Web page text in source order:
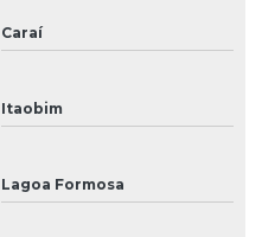
Caraí
Itaobim
Lagoa Formosa